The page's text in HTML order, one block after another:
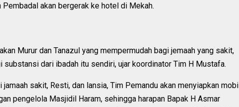
Pembadal akan bergerak ke hotel di Mekah.
Murur dan Tanazul yang mempermudah bagi jemaah yang sakit,
substansi dari ibadah itu sendiri, ujar koordinator Tim H Mustafa.
sakit, Resti, dan lansia, Tim Pemandu akan menyiapkan mobil
pengelola Masjidil Haram, sehingga harapan Bapak H Asmar